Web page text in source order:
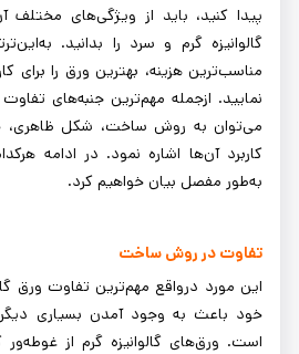
پیدا کنید، باید از ویژگی‌های مختلف
گالوانیزه گرم و سرد را بدانید.
مناسب‌ترین هزینه، بهترین ورق را برای
نمایید. ازجمله مهم‌ترین جنبه‌های
می‌توان به روش ساخت، شکل ظاهری،
کاربرد آن‌ها اشاره نمود. در ادامه
به‌طور مفصل بیان خواهیم کرد.
تفاوت در روش ساخت
این مورد درواقع مهم‌ترین تفاوت ورق
خود باعث به وجود آمدن بسیاری
است. ورق‌های گالوانیزه گرم از